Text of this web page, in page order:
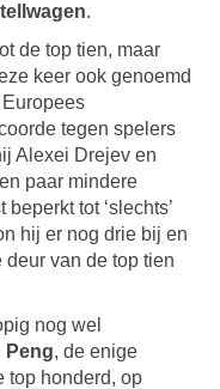
.
de top tien, maar
keer ook genoemd
tegen spelers
Alexei Drejev en
paar mindere
tot ‘slechts’
hij er nog drie bij en
van de top tien
nog wel
Peng, de enige
top honderd, op